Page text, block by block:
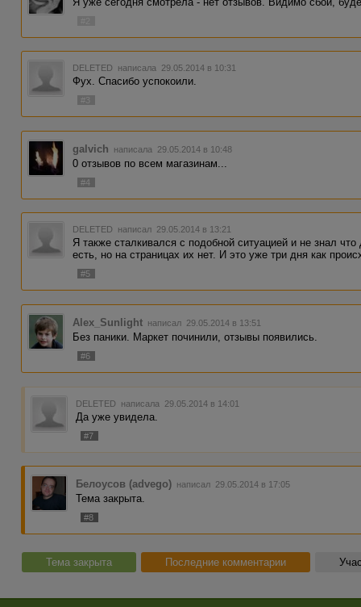
DELETED написала 29.05.2014 в 10:31
Фух. Спасибо успокоили.
#3
galvich написала 29.05.2014 в 10:48
0 отзывов по всем магазинам...
#4
DELETED написал 29.05.2014 в 13:21
Я также сталкивался с подобной ситуацией и не знал
есть, но на страницах их нет. И это уже три дня как
#5
Alex_Sunlight написал 29.05.2014 в 13:51
Без паники. Маркет починили, отзывы появились.
#6
DELETED написала 29.05.2014 в 14:01
Да уже увидела.
#7
Белоусов (advego) написал 29.05.2014 в 17:05
Тема закрыта.
#8
Тема закрыта Последние комментарии